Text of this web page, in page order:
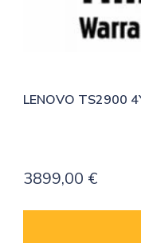
LENOVO TS2900
3899,00 €